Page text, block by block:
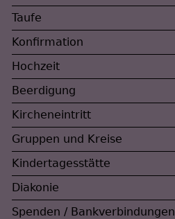
Taufe
Konfirmation
Hochzeit
Beerdigung
Kircheneintritt
Gruppen und Kreise
Kindertagesstätte
Diakonie
Spenden / Bankverbindungen